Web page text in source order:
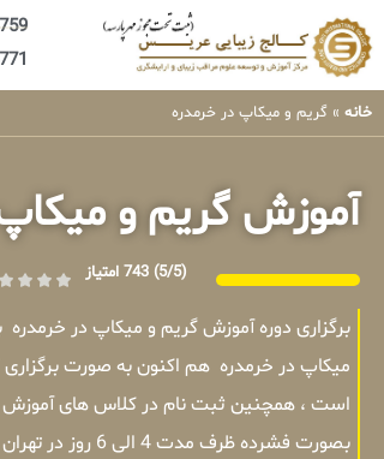
خانه » گریم و میکاپ در خرمدره
آموزش گریم و
(5/5) 743 امتیاز
برگزاری دوره آموزش گریم و میکاپ در
میکاپ در خرمدره هم اکنون به صورت
است ، همچنین ثبت نام در کلاس های آموزش
بصورت فشرده ظرف مدت 4 الی 6 روز در تهران برگزار میشوند .